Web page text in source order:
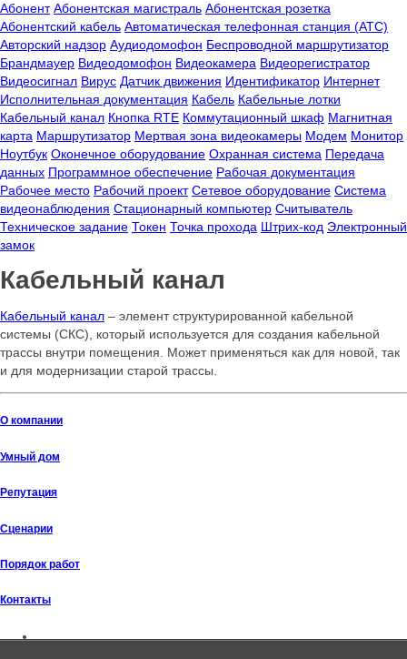
Абонент Абонентская магистраль Абонентская розетка
Абонентский кабель Автоматическая телефонная станция (АТС)
Авторский надзор Аудиодомофон Беспроводной маршрутизатор
Брандмауер Видеодомофон Видеокамера Видеорегистратор
Видеосигнал Вирус Датчик движения Идентификатор Интернет
Исполнительная документация Кабель Кабельные лотки
Кабельный канал Кнопка RTE Коммутационный шкаф Магнитная
карта Маршрутизатор Мертвая зона видеокамеры Модем Монитор
Ноутбук Оконечное оборудование Охранная система Передача
данных Программное обеспечение Рабочая документация
Рабочее место Рабочий проект Сетевое оборудование Система
видеонаблюдения Стационарный компьютер Считыватель
Техническое задание Токен Точка прохода Штрих-код Электронный
замок
Кабельный канал
Кабельный канал – элемент структурированной кабельной
системы (СКС), который используется для создания кабельной
трассы внутри помещения. Может применяться как для новой, так
и для модернизации старой трассы.
О компании
Умный дом
Репутация
Сценарии
Порядок работ
Контакты